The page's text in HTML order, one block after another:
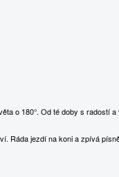
o 180°. Od té doby s
jezdí na koni a zpívá